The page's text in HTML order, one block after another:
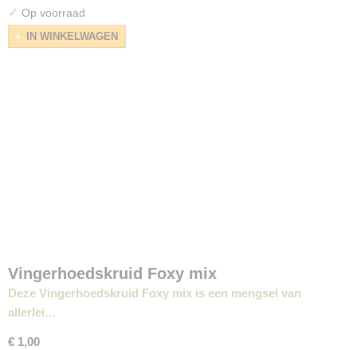
✓ Op voorraad
IN WINKELWAGEN
Vingerhoedskruid Foxy mix
Deze Vingerhoedskruid Foxy mix is een mengsel van
allerlei…
€ 1,00